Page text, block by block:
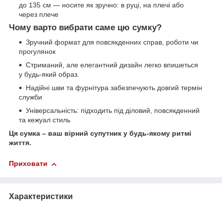
до 135 см — носите як зручно: в руці, на плечі або
через плече
Чому варто вибрати саме цю сумку?
Зручний формат для повсякденних справ, роботи чи
прогулянок
Стриманий, але елегантний дизайн легко впишеться
у будь-який образ.
Надійні шви та фурнітура забезпечують довгий термін
служби
Універсальність: підходить під діловий, повсякденний
та кежуал стиль
Ця сумка – ваш вірний супутник у будь-якому ритмі
життя.
Приховати
Характеристики